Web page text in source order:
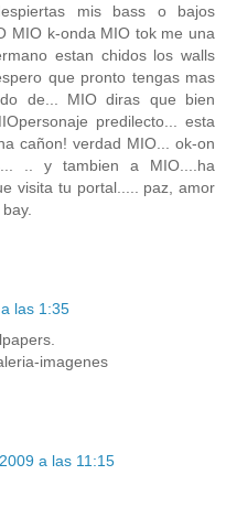
mis bass o bajos
MIO k-onda MIO tok me una
estan chidos los walls
que pronto tengas mas
de... MIO diras que bien
predilecto... esta
cañon! verdad MIO... ok-on
.. y tambien a MIO....ha
visita tu portal..... paz, amor
las 1:35
imagenes
a las 11:15